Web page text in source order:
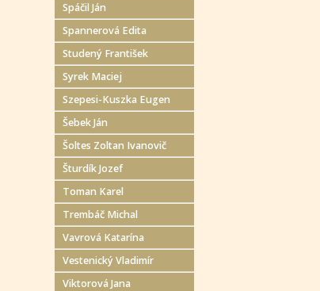
Spáčil Ján
Spannerová Edita
Studený František
Syrek Maciej
Szepesi-Kuszka Eugen
Šebek Ján
Šoltes Zoltan Ivanovič
Šturdík Jozef
Toman Karel
Trembáč Michal
Vavrová Katarína
Vestenický Vladimír
Viktorová Jana